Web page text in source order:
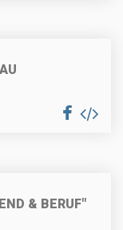
& BERUF"